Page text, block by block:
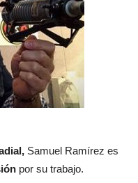
Samuel Ramírez es
por su trabajo.